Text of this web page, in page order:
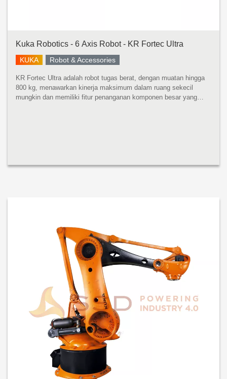
Kuka Robotics - 6 Axis Robot - KR Fortec Ultra
KUKA Robot & Accessories
KR Fortec Ultra adalah robot tugas berat, dengan muatan hingga
800 kg, menawarkan kinerja maksimum dalam ruang sekecil
mungkin dan memiliki fitur penanganan komponen besar yang